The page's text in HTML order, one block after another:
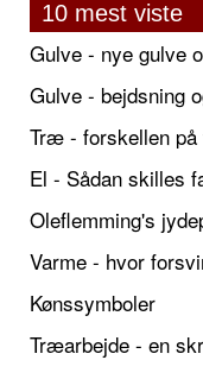
10 mest viste
Gulve - nye gulve
Gulve - bejdsning
Træ - forskellen
El - Sådan skilles
Oleflemming's
Varme - hvor
Kønssymboler
Træarbejde - en